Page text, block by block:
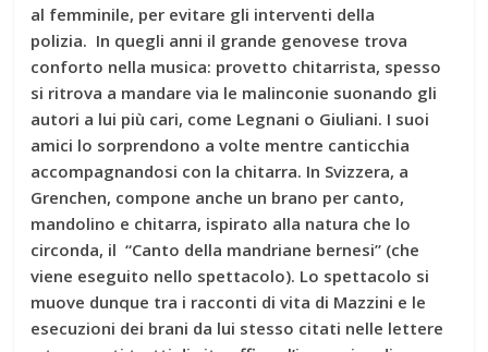
al femminile, per evitare gli interventi della
polizia. In quegli anni il grande genovese trova
conforto nella musica: provetto chitarrista, spesso
si ritrova a mandare via le malinconie suonando gli
autori a lui più cari, come Legnani o Giuliani. I suoi
amici lo sorprendono a volte mentre canticchia
accompagnandosi con la chitarra. In Svizzera, a
Grenchen, compone anche un brano per canto,
mandolino e chitarra, ispirato alla natura che lo
circonda, il “Canto della mandriane bernesi” (che
viene eseguito nello spettacolo). Lo spettacolo si
muove dunque tra i racconti di vita di Mazzini e le
esecuzioni dei brani da lui stesso citati nelle lettere